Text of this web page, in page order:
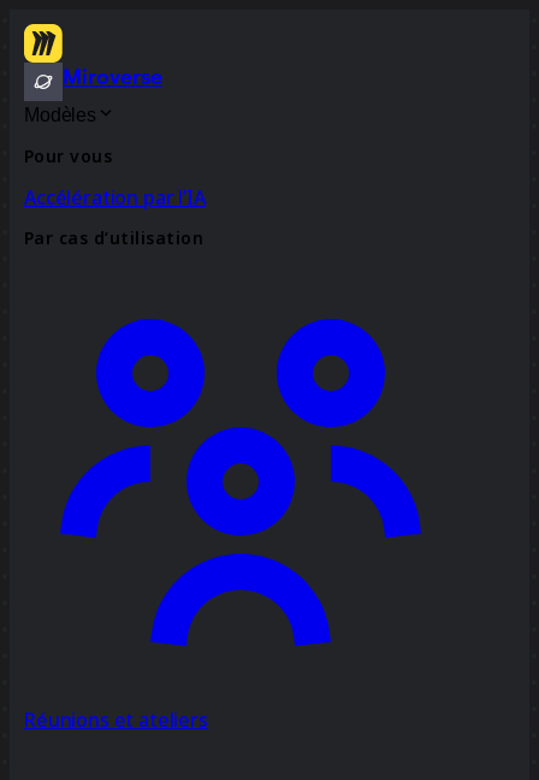
Miroverse
Modèles
Pour vous
Accélération par l’IA
Par cas d’utilisation
Réunions et ateliers